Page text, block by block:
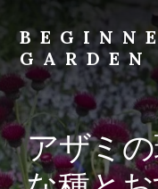
content
GARDEN
植
物
の
種
類アザミ